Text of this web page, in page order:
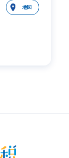
地図